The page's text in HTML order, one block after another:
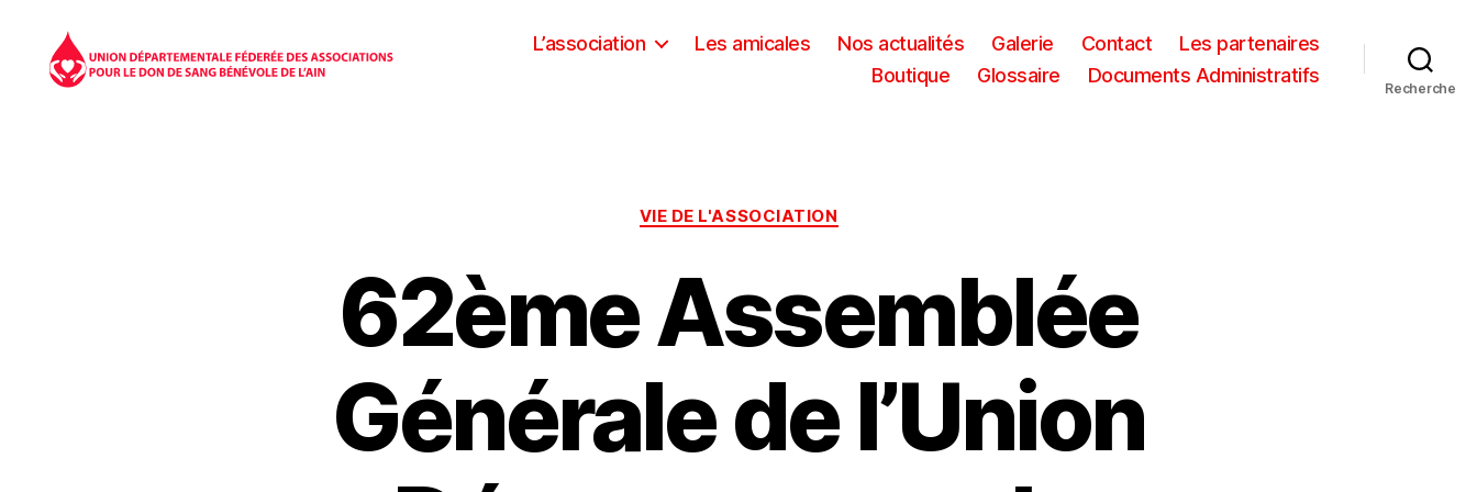
L’association Les amicales Nos actualités Galerie Contact
Les partenaires
Boutique
Glossaire Documents Administratifs
Recherche
Catégories
VIE DE L'ASSOCIATION
62ème Assemblée
Générale de l’Union